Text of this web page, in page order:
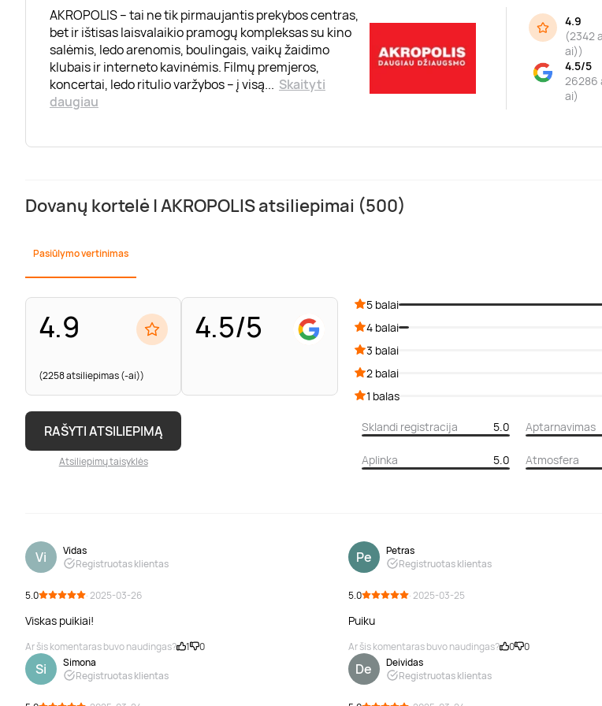
AKROPOLIS – tai ne tik pirmaujantis prekybos centras,
bet ir ištisas laisvalaikio pramogų kompleksas su kino
salėmis, ledo arenomis, boulingais, vaikų žaidimo
klubais ir interneto kavinėmis. Filmų premjeros,
koncertai, ledo ritulio varžybos – į visą... Skaityti
daugiau
4.9
(2342
ai))
4.5/5
26286
ai)
Dovanų kortelė | AKROPOLIS atsiliepimai (500)
Pasiūlymo vertinimas
4.9
(2258 atsiliepimas (-ai))
4.5/5
RAŠYTI ATSILIEPIMĄ
Atsiliepimų taisyklės
5 balai
4 balai
3 balai
2 balai
1 balas
Sklandi registracija 5.0 Aptarnavimas
Aplinka 5.0 Atmosfera
Vi
Vidas
Registruotas klientas
5.0 · 2025-03-26
Viskas puikiai!
Ar šis komentaras buvo naudingas? 1 0
Pe
Petras
Registruotas klientas
5.0 · 2025-03-25
Puiku
Ar šis komentaras buvo naudingas? 0 0
Si
Simona
Registruotas klientas
De
Deividas
Registruotas klientas